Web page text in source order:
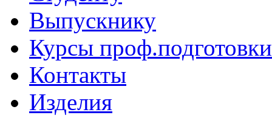
Выпускнику
Курсы проф.подготовки
Контакты
Изделия